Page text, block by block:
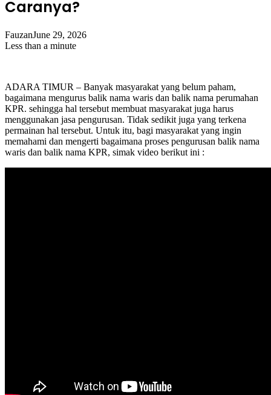
Caranya?
FauzanJune 29, 2026
Less than a minute
ADARA TIMUR – Banyak masyarakat yang belum paham,
bagaimana mengurus balik nama waris dan balik nama perumahan
KPR. sehingga hal tersebut membuat masyarakat juga harus
menggunakan jasa pengurusan. Tidak sedikit juga yang terkena
permainan hal tersebut. Untuk itu, bagi masyarakat yang ingin
memahami dan mengerti bagaimana proses pengurusan balik nama
waris dan balik nama KPR, simak video berikut ini :